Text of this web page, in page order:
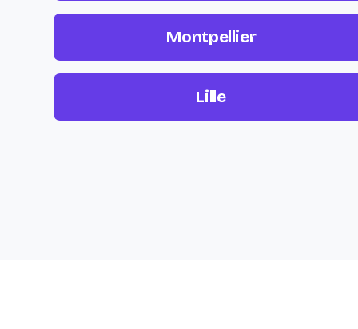
Montpellier
Lille